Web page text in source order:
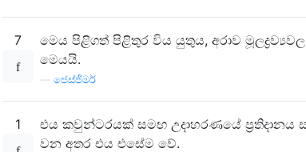
7
මෙය පිළිගත් පිළිතුර විය යුතුය, අරාව
මෙයයි.
ජෙස්ජිමර්
1
එය කවුන්ටරයක් ​​සමඟ උදාහරණයේ ප්‍රතිදානය
වන අතර එය එසේම වේ.